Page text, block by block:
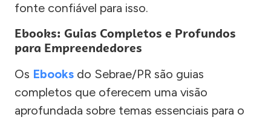
fonte confiável para isso.
Ebooks: Guias Completos e Profundos
para Empreendedores
Os Ebooks do Sebrae/PR são guias
completos que oferecem uma visão
aprofundada sobre temas essenciais para o